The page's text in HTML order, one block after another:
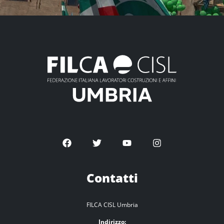
Contatti
FILCA CISL Umbria
Indirizzo: